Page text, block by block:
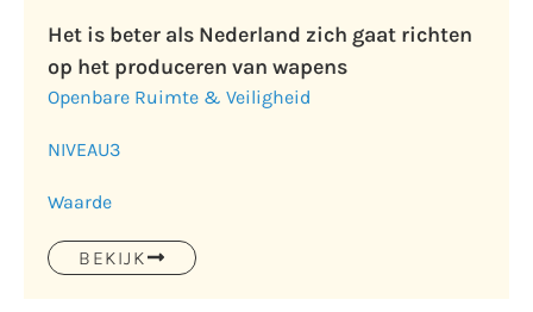
Het is beter als Nederland zich gaat richten
op het produceren van wapens
Openbare Ruimte & Veiligheid
NIVEAU3
Waarde
BEKIJK